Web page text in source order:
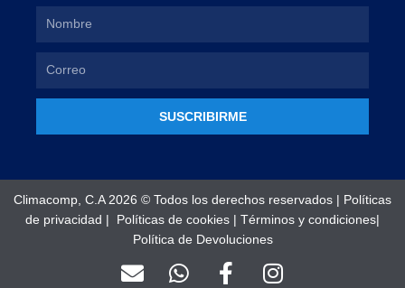
SUSCRIBIRME
Climacomp, C.A 2026 © Todos los derechos reservados | Políticas
de privacidad | Políticas de cookies | Términos y condiciones|
Política de Devoluciones
E
W
F
I